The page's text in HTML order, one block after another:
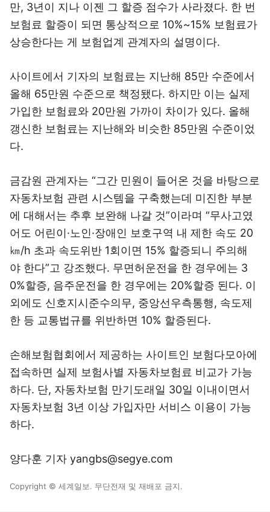
만, 3년이 지나 이젠 그 할증 점수가 사라졌다. 한 번
보험료 할증이 되면 통상적으로 10%~15% 보험료가
상승한다는 게 보험업계 관계자의 설명이다.
사이트에서 기자의 보험료는 지난해 85만 수준에서
올해 65만원 수준으로 책정됐다. 하지만 이는 실제
가입한 보험료와 20만원 가까이 차이가 있다. 올해
갱신한 보험료는 지난해와 비슷한 85만원 수준이었
다.
금감원 관계자는 “그간 민원이 들어온 것을 바탕으로
자동차보험 관련 시스템을 구축했는데 미진한 부분
에 대해서는 추후 보완해 나갈 것”이라며 “무사고였
어도 어린이·노인·장애인 보호구역 내 제한 속도 20
㎞/h 초과 속도위반 1회이면 15% 할증되니 주의해
야 한다”고 강조했다. 무면허운전을 한 경우에는 3
0%할증, 음주운전을 한 경우에는 20%할증 된다. 이
외에도 신호지시준수의무, 중앙선우측통행, 속도제
한 등 교통법규를 위반하면 10% 할증된다.
손해보험협회에서 제공하는 사이트인 보험다모아에
접속하면 실제 보험사별 자동차보험료 비교가 가능
하다. 단, 자동차보험 만기도래일 30일 이내이면서
자동차보험 3년 이상 가입자만 서비스 이용이 가능
하다.
양다훈 기자 yangbs@segye.com
Copyright © 세계일보. 무단전재 및 재배포 금지.